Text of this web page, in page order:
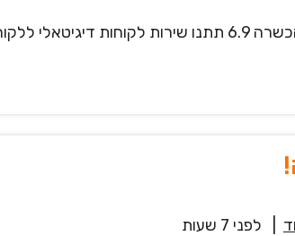
דרושים.ות נציגי.ות שירות לקוחות בווטסאפ! תחילת
לפני 7 שעות